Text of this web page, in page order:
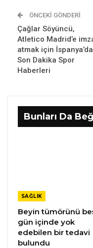
ÖNCEKI GÖNDERI
Çağlar Söyüncü,
Atletico Madrid’e
atmak için
Son Dakika Spor
Haberleri
Bunları Da
SAĞLIK
Beyin tümörünü
gün içinde yok
edebilen bir tedavi
bulundu